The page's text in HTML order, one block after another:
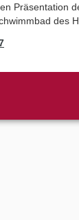
Präsentation
des